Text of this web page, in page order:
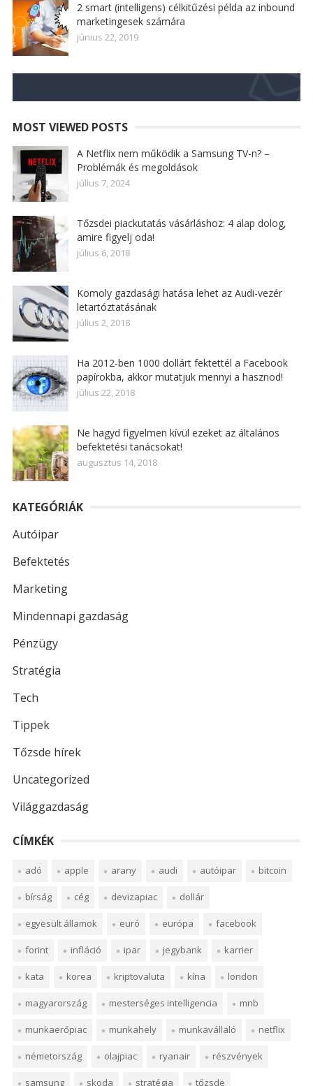
2 smart (intelligens) célkitűzési példa az inbound
marketingesek számára
június 22, 2019
MOST VIEWED POSTS
A Netflix nem működik a Samsung TV-n? –
Problémák és megoldások
július 7, 2024
Tőzsdei piackutatás vásárláshoz: 4 alap dolog,
amire figyelj oda!
július 6, 2018
Komoly gazdasági hatása lehet az Audi-vezér
letartóztatásának
július 2, 2018
Ha 2012-ben 1000 dollárt fektettél a Facebook
papírokba, akkor mutatjuk mennyi a hasznod!
július 22, 2018
Ne hagyd figyelmen kívül ezeket az általános
befektetési tanácsokat!
augusztus 14, 2018
KATEGÓRIÁK
Autóipar
Befektetés
Marketing
Mindennapi gazdaság
Pénzügy
Stratégia
Tech
Tippek
Tőzsde hírek
Uncategorized
Világgazdaság
CÍMKÉK
adó apple arany audi autóipar bitcoin
bírság cég devizapiac dollár
egyesült államok euró európa facebook
forint infláció ipar jegybank karrier
kata korea kriptovaluta kína london
magyarország mesterséges intelligencia mnb
munkaerőpiac munkahely munkavállaló netflix
németország olajpiac ryanair részvények
samsung skoda stratégia tőzsde